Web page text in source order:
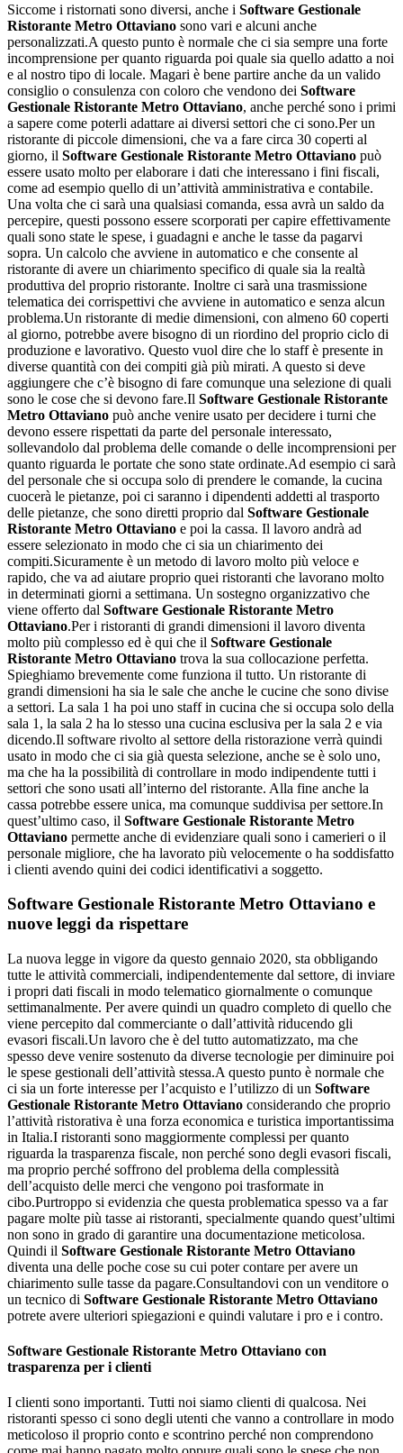
Siccome i ristornati sono diversi, anche i Software Gestionale
Ristorante Metro Ottaviano sono vari e alcuni anche
personalizzati.A questo punto è normale che ci sia sempre una forte
incomprensione per quanto riguarda poi quale sia quello adatto a noi
e al nostro tipo di locale. Magari è bene partire anche da un valido
consiglio o consulenza con coloro che vendono dei Software
Gestionale Ristorante Metro Ottaviano, anche perché sono i primi
a sapere come poterli adattare ai diversi settori che ci sono.Per un
ristorante di piccole dimensioni, che va a fare circa 30 coperti al
giorno, il Software Gestionale Ristorante Metro Ottaviano può
essere usato molto per elaborare i dati che interessano i fini fiscali,
come ad esempio quello di un’attività amministrativa e contabile.
Una volta che ci sarà una qualsiasi comanda, essa avrà un saldo da
percepire, questi possono essere scorporati per capire effettivamente
quali sono state le spese, i guadagni e anche le tasse da pagarvi
sopra. Un calcolo che avviene in automatico e che consente al
ristorante di avere un chiarimento specifico di quale sia la realtà
produttiva del proprio ristorante. Inoltre ci sarà una trasmissione
telematica dei corrispettivi che avviene in automatico e senza alcun
problema.Un ristorante di medie dimensioni, con almeno 60 coperti
al giorno, potrebbe avere bisogno di un riordino del proprio ciclo di
produzione e lavorativo. Questo vuol dire che lo staff è presente in
diverse quantità con dei compiti già più mirati. A questo si deve
aggiungere che c’è bisogno di fare comunque una selezione di quali
sono le cose che si devono fare.Il Software Gestionale Ristorante
Metro Ottaviano può anche venire usato per decidere i turni che
devono essere rispettati da parte del personale interessato,
sollevandolo dal problema delle comande o delle incomprensioni per
quanto riguarda le portate che sono state ordinate.Ad esempio ci sarà
del personale che si occupa solo di prendere le comande, la cucina
cuocerà le pietanze, poi ci saranno i dipendenti addetti al trasporto
delle pietanze, che sono diretti proprio dal Software Gestionale
Ristorante Metro Ottaviano e poi la cassa. Il lavoro andrà ad
essere selezionato in modo che ci sia un chiarimento dei
compiti.Sicuramente è un metodo di lavoro molto più veloce e
rapido, che va ad aiutare proprio quei ristoranti che lavorano molto
in determinati giorni a settimana. Un sostegno organizzativo che
viene offerto dal Software Gestionale Ristorante Metro
Ottaviano.Per i ristoranti di grandi dimensioni il lavoro diventa
molto più complesso ed è qui che il Software Gestionale
Ristorante Metro Ottaviano trova la sua collocazione perfetta.
Spieghiamo brevemente come funziona il tutto. Un ristorante di
grandi dimensioni ha sia le sale che anche le cucine che sono divise
a settori. La sala 1 ha poi uno staff in cucina che si occupa solo della
sala 1, la sala 2 ha lo stesso una cucina esclusiva per la sala 2 e via
dicendo.Il software rivolto al settore della ristorazione verrà quindi
usato in modo che ci sia già questa selezione, anche se è solo uno,
ma che ha la possibilità di controllare in modo indipendente tutti i
settori che sono usati all’interno del ristorante. Alla fine anche la
cassa potrebbe essere unica, ma comunque suddivisa per settore.In
quest’ultimo caso, il Software Gestionale Ristorante Metro
Ottaviano permette anche di evidenziare quali sono i camerieri o il
personale migliore, che ha lavorato più velocemente o ha soddisfatto
i clienti avendo quini dei codici identificativi a soggetto.
Software Gestionale Ristorante Metro Ottaviano e
nuove leggi da rispettare
La nuova legge in vigore da questo gennaio 2020, sta obbligando
tutte le attività commerciali, indipendentemente dal settore, di inviare
i propri dati fiscali in modo telematico giornalmente o comunque
settimanalmente. Per avere quindi un quadro completo di quello che
viene percepito dal commerciante o dall’attività riducendo gli
evasori fiscali.Un lavoro che è del tutto automatizzato, ma che
spesso deve venire sostenuto da diverse tecnologie per diminuire poi
le spese gestionali dell’attività stessa.A questo punto è normale che
ci sia un forte interesse per l’acquisto e l’utilizzo di un Software
Gestionale Ristorante Metro Ottaviano considerando che proprio
l’attività ristorativa è una forza economica e turistica importantissima
in Italia.I ristoranti sono maggiormente complessi per quanto
riguarda la trasparenza fiscale, non perché sono degli evasori fiscali,
ma proprio perché soffrono del problema della complessità
dell’acquisto delle merci che vengono poi trasformate in
cibo.Purtroppo si evidenzia che questa problematica spesso va a far
pagare molte più tasse ai ristoranti, specialmente quando quest’ultimi
non sono in grado di garantire una documentazione meticolosa.
Quindi il Software Gestionale Ristorante Metro Ottaviano
diventa una delle poche cose su cui poter contare per avere un
chiarimento sulle tasse da pagare.Consultandovi con un venditore o
un tecnico di Software Gestionale Ristorante Metro Ottaviano
potrete avere ulteriori spiegazioni e quindi valutare i pro e i contro.
Software Gestionale Ristorante Metro Ottaviano con
trasparenza per i clienti
I clienti sono importanti. Tutti noi siamo clienti di qualcosa. Nei
ristoranti spesso ci sono degli utenti che vanno a controllare in modo
meticoloso il proprio conto e scontrino perché non comprendono